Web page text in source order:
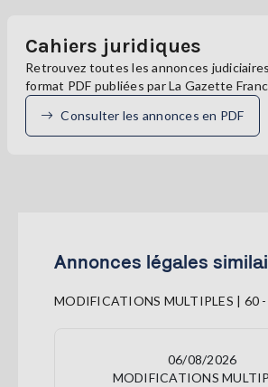
Cahiers juridiques
Retrouvez toutes les annonces
format PDF publiées par La Gazette
Consulter les annonces en PDF
Annonces légales
MODIFICATIONS MULTIPLES | 60
06/08/2026
MODIFICATIONS